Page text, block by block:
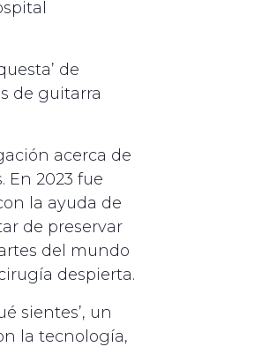
de
de guitarra
acerca de
En 2023 fue
la ayuda de
de preservar
del mundo
despierta.
sientes’, un
la tecnología,